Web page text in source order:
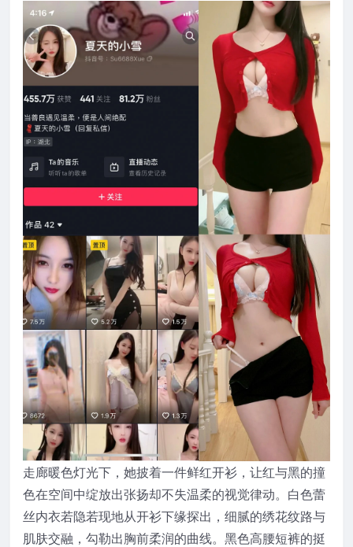
走廊暖色灯光下，她披着一件鲜红开衫，让红与黑的撞
色在空间中绽放出张扬却不失温柔的视觉律动。白色蕾
丝内衣若隐若现地从开衫下缘探出，细腻的绣花纹路与
肌肤交融，勾勒出胸前柔润的曲线。黑色高腰短裤的挺